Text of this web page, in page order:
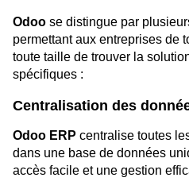
Odoo se distingue par
permettant aux entreprises de
toute taille de trouver la
spécifiques :
Centralisation des
Odoo ERP centralise toutes
dans une base de données
accès facile et une gestion